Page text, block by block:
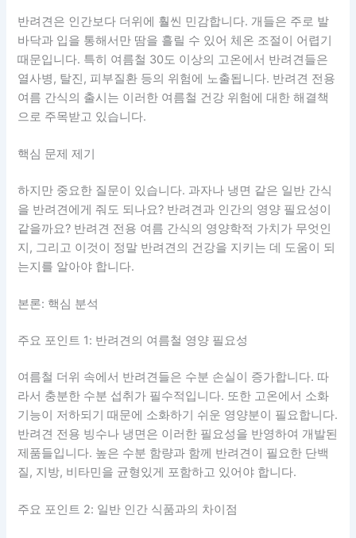
반려견은 인간보다 더위에 훨씬 민감합니다. 개들은 주로 발
바닥과 입을 통해서만 땀을 흘릴 수 있어 체온 조절이 어렵기
때문입니다. 특히 여름철 30도 이상의 고온에서 반려견들은
열사병, 탈진, 피부질환 등의 위험에 노출됩니다. 반려견 전용
여름 간식의 출시는 이러한 여름철 건강 위험에 대한 해결책
으로 주목받고 있습니다.
핵심 문제 제기
하지만 중요한 질문이 있습니다. 과자나 냉면 같은 일반 간식
을 반려견에게 줘도 되나요? 반려견과 인간의 영양 필요성이
같을까요? 반려견 전용 여름 간식의 영양학적 가치가 무엇인
지, 그리고 이것이 정말 반려견의 건강을 지키는 데 도움이 되
는지를 알아야 합니다.
본론: 핵심 분석
주요 포인트 1: 반려견의 여름철 영양 필요성
여름철 더위 속에서 반려견들은 수분 손실이 증가합니다. 따
라서 충분한 수분 섭취가 필수적입니다. 또한 고온에서 소화
기능이 저하되기 때문에 소화하기 쉬운 영양분이 필요합니다.
반려견 전용 빙수나 냉면은 이러한 필요성을 반영하여 개발된
제품들입니다. 높은 수분 함량과 함께 반려견이 필요한 단백
질, 지방, 비타민을 균형있게 포함하고 있어야 합니다.
주요 포인트 2: 일반 인간 식품과의 차이점